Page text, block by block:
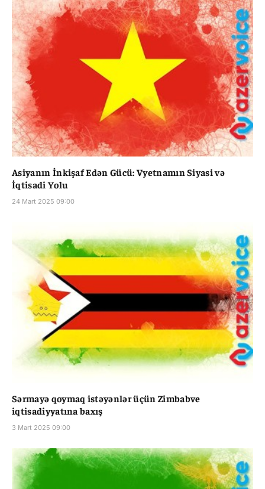
Asiyanın İnkişaf Edən Gücü: Vyetnamın Siyasi və
İqtisadi Yolu
24 Mart 2025 09:00
Sərmayə qoymaq istəyənlər üçün Zimbabve
iqtisadiyyatına baxış
3 Mart 2025 09:00